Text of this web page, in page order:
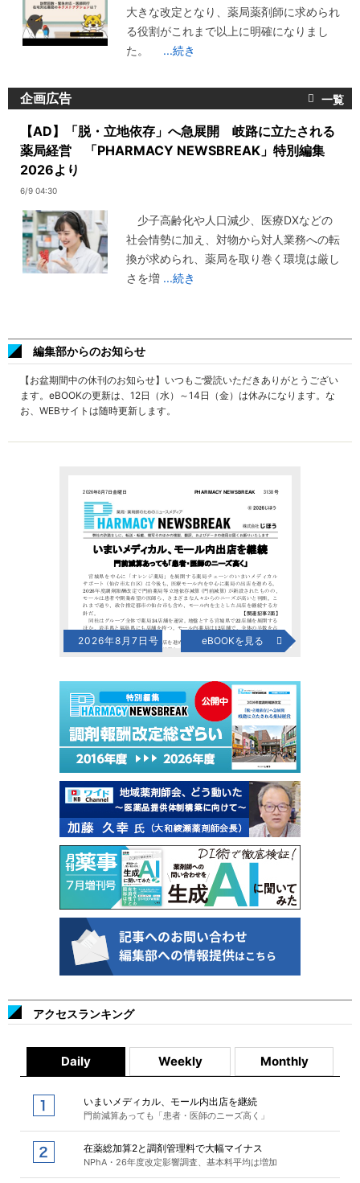
大きな改定となり、薬局薬剤師に求められ
る役割がこれまで以上に明確になりまし
た。
...続き
企画広告
【AD】「脱・立地依存」へ急展開 岐路に立たされる
薬局経営 「PHARMACY NEWSBREAK」特別編集
2026より
6/9 04:30
少子高齢化や人口減少、医療DXなどの
社会情勢に加え、対物から対人業務への転
換が求められ、薬局を取り巻く環境は厳し
さを増 ...続き
編集部からのお知らせ
【お盆期間中の休刊のお知らせ】いつもご愛読いただきありがとうござい
ます。eBOOKの更新は、12日（水）～14日（金）は休みになります。な
お、WEBサイトは随時更新します。
2026年8月7日号 eBOOKを見る
アクセスランキング
Daily Weekly Monthly
いまいメディカル、モール内出店を継続
門前減算あっても「患者・医師のニーズ高く」
在薬総加算2と調剤管理料で大幅マイナス
NPhA・26年度改定影響調査、基本料平均は増加